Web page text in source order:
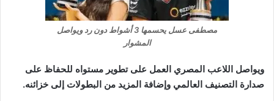
مصطفى عسل يحسمها 3 أشواط دون رد ويواصل
المشوار
ويواصل اللاعب المصري العمل على تطوير مستواه للحفاظ على
صدارة التصنيف العالمي وإضافة المزيد من البطولات إلى خزائنه.